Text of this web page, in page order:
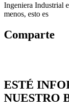
Ingeniera Industrial
menos, esto es
Comparte
ESTÉ
NUESTRO